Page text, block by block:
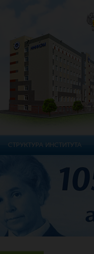
СТРУКТУРА ИНСТИТУТА